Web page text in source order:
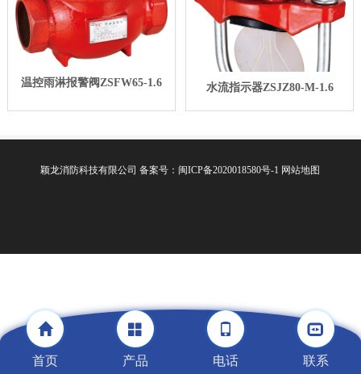
温控雨淋报警阀ZSFW65-1.6 水流指示器ZSJZ80-M-1.6
颖龙消防科技有限公司备案号：闽ICP备2020018580号-1 网站地图
首页 产品 电话 联系